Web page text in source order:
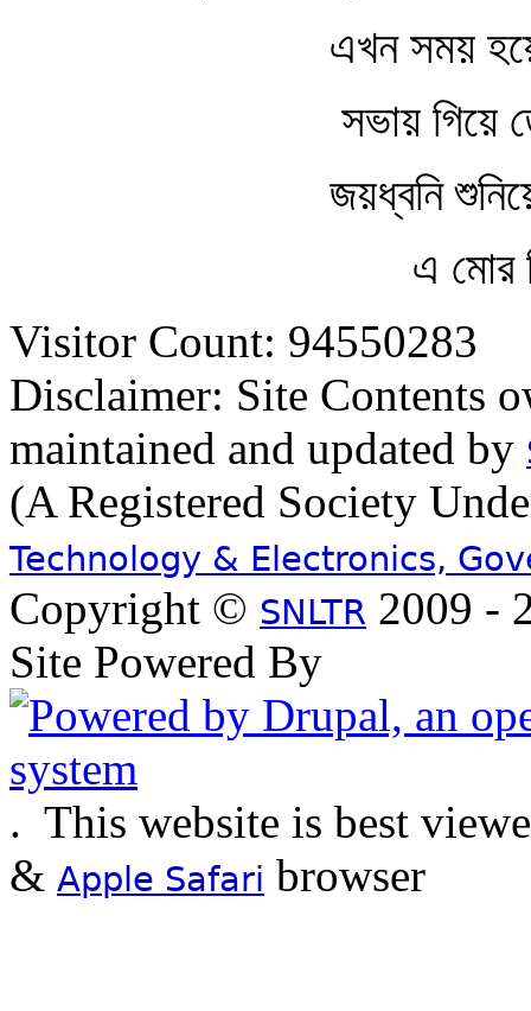
এখন সময়
সভায় গিয়ে
জয়ধ্বনি
এ মোর
Visitor Count: 94550283
Disclaimer: Site Contents
maintained and updated by
(A Registered Society
Technology & Electronics,
Copyright © SNLTR 2009 -
Site Powered By
. This website is best
& Apple Safari browser